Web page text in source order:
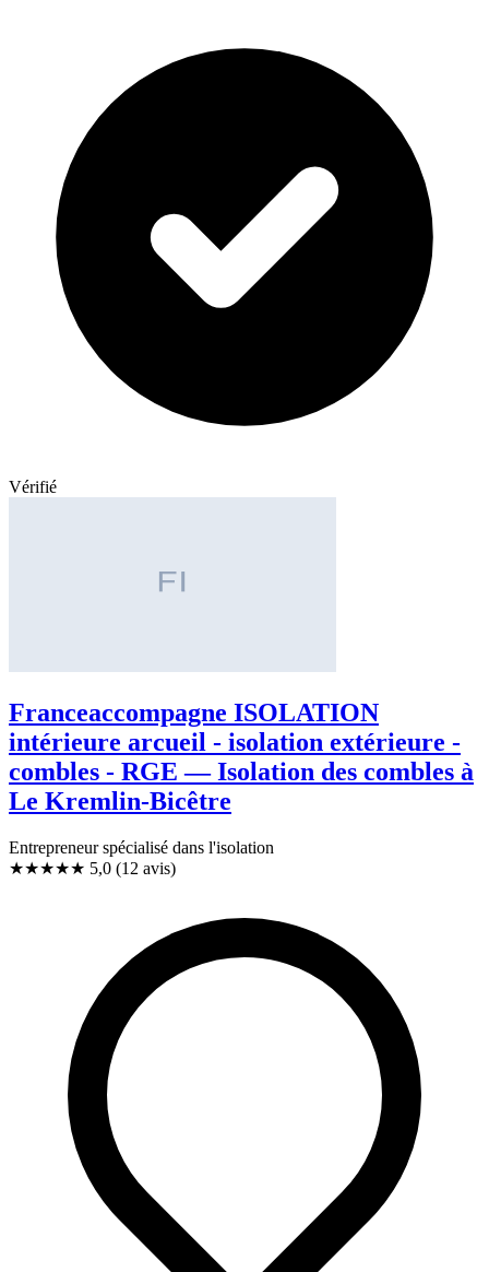
Vérifié
Franceaccompagne ISOLATION
intérieure arcueil - isolation extérieure -
combles - RGE — Isolation des combles à
Le Kremlin-Bicêtre
Entrepreneur spécialisé dans l'isolation
★★★★★ 5,0 (12 avis)